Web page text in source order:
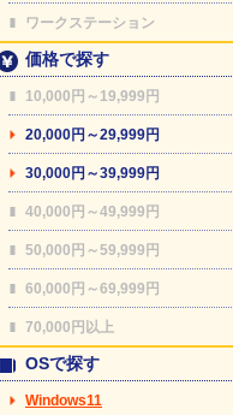
ワークステーション
価格で探す
10,000円～19,999円
20,000円～29,999円
30,000円～39,999円
40,000円～49,999円
50,000円～59,999円
60,000円～69,999円
70,000円以上
OSで探す
Windows11